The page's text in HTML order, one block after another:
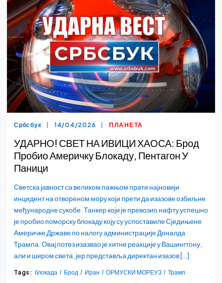
Србсбук 14/04/2026 ПЛАНЕТА
УДАРНО! СВЕТ НА ИВИЦИ ХАОСА: Брод
Пробио Америчку Блокаду, Пентагон У
Паници
Светска јавност са великом пажњом прати најновији
инцидент на отвореном мору који прети да изазове озбиљне
међународне сукобе. Танкер који је превозио нафту успешно
је пробио поморску блокаду коју су успоставиле Сједињене
Америчке Државе по налогу администрације Доналда
Трампа. Овај потез изазвао је хитне реакције у Вашингтону,
али и широм света, јер представља директан изазов […]
Tags: блокада Брод Иран ОРМУСКИ МОРЕУЗ Трамп